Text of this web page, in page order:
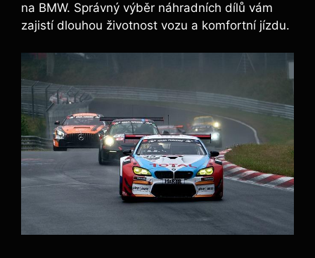
na BMW. Správný výběr náhradních dílů vám
zajistí dlouhou⁣ životnost vozu a komfortní jízdu.